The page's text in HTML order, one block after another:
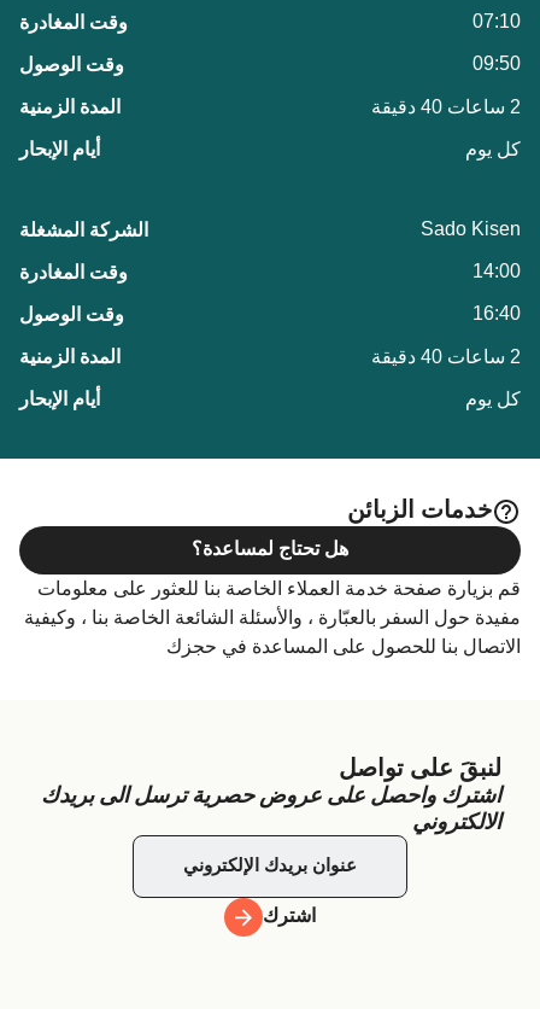
07:10
09:50
2 ساعات 40 دقيقة
كل يوم
Sado Kisen
14:00
16:40
2 ساعات 40 دقيقة
كل يوم
خدمات الزبائن
قم بزيارة صفحة خدمة العملاء الخاصة بنا للعثور على معلومات
مفيدة حول السفر بالعبّارة ، والأسئلة الشائعة الخاصة بنا ، وكيفية
الاتصال بنا للحصول على المساعدة في حجزك
هل تحتاج لمساعدة؟
لنبقَ على تواصل
اشترك واحصل على عروض حصرية ترسل الى بريدك
الالكتروني
اشترك